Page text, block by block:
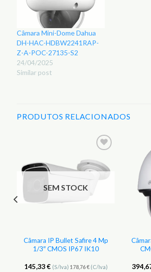
Câmara Mini-Dome Dahua
DH-HAC-HDBW2241RAP-
Z-A-POC-27135-S2
24/04/2025
Similar post
PRODUTOS RELACIONADOS
aos
Favoritos
SEM STOCK
Câmara IP Bullet Safire 4 Mp
1/3″ CMOS IP67 IK10
145,33€ (S/Iva) 178,76€(C/Iva)